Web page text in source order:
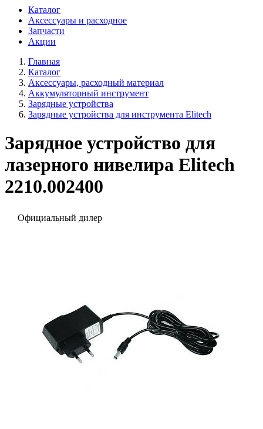
Каталог
Аксессуары и расходное
Запчасти
Акции
Главная
Каталог
Аксессуары, расходный материал
Аккумуляторный инструмент
Зарядные устройства
Зарядные устройства для инструмента Elitech
Зарядное устройство для
лазерного нивелира Elitech
2210.002400
Официальный дилер